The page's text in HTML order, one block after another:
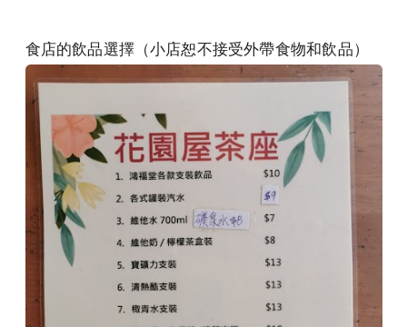
食店的飲品選擇（小店恕不接受外帶食物和飲品）